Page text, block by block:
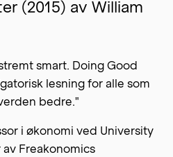
(2015) av William
smart. Doing Good
lesning for alle som
bedre."
i økonomi ved University
Freakonomics